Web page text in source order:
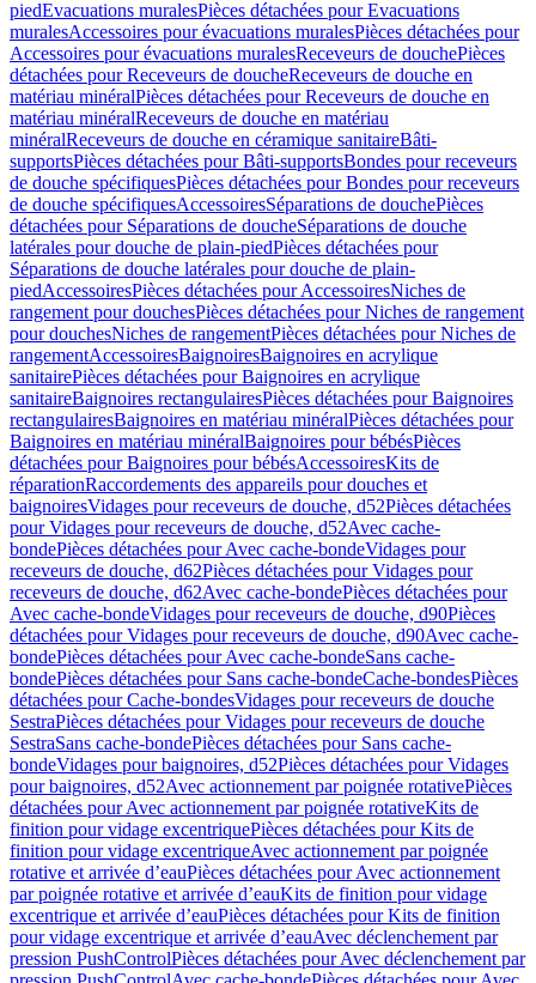
piedEvacuations muralesPièces détachées pour Evacuations
muralesAccessoires pour évacuations muralesPièces détachées pour
Accessoires pour évacuations muralesReceveurs de douchePièces
détachées pour Receveurs de doucheReceveurs de douche en
matériau minéralPièces détachées pour Receveurs de douche en
matériau minéralReceveurs de douche en matériau
minéralReceveurs de douche en céramique sanitaireBâti-
supportsPièces détachées pour Bâti-supportsBondes pour receveurs
de douche spécifiquesPièces détachées pour Bondes pour receveurs
de douche spécifiquesAccessoiresSéparations de douchePièces
détachées pour Séparations de doucheSéparations de douche
latérales pour douche de plain-piedPièces détachées pour
Séparations de douche latérales pour douche de plain-
piedAccessoiresPièces détachées pour AccessoiresNiches de
rangement pour douchesPièces détachées pour Niches de rangement
pour douchesNiches de rangementPièces détachées pour Niches de
rangementAccessoiresBaignoiresBaignoires en acrylique
sanitairePièces détachées pour Baignoires en acrylique
sanitaireBaignoires rectangulairesPièces détachées pour Baignoires
rectangulairesBaignoires en matériau minéralPièces détachées pour
Baignoires en matériau minéralBaignoires pour bébésPièces
détachées pour Baignoires pour bébésAccessoiresKits de
réparationRaccordements des appareils pour douches et
baignoiresVidages pour receveurs de douche, d52Pièces détachées
pour Vidages pour receveurs de douche, d52Avec cache-
bondePièces détachées pour Avec cache-bondeVidages pour
receveurs de douche, d62Pièces détachées pour Vidages pour
receveurs de douche, d62Avec cache-bondePièces détachées pour
Avec cache-bondeVidages pour receveurs de douche, d90Pièces
détachées pour Vidages pour receveurs de douche, d90Avec cache-
bondePièces détachées pour Avec cache-bondeSans cache-
bondePièces détachées pour Sans cache-bondeCache-bondesPièces
détachées pour Cache-bondesVidages pour receveurs de douche
SestraPièces détachées pour Vidages pour receveurs de douche
SestraSans cache-bondePièces détachées pour Sans cache-
bondeVidages pour baignoires, d52Pièces détachées pour Vidages
pour baignoires, d52Avec actionnement par poignée rotativePièces
détachées pour Avec actionnement par poignée rotativeKits de
finition pour vidage excentriquePièces détachées pour Kits de
finition pour vidage excentriqueAvec actionnement par poignée
rotative et arrivée d’eauPièces détachées pour Avec actionnement
par poignée rotative et arrivée d’eauKits de finition pour vidage
excentrique et arrivée d’eauPièces détachées pour Kits de finition
pour vidage excentrique et arrivée d’eauAvec déclenchement par
pression PushControlPièces détachées pour Avec déclenchement par